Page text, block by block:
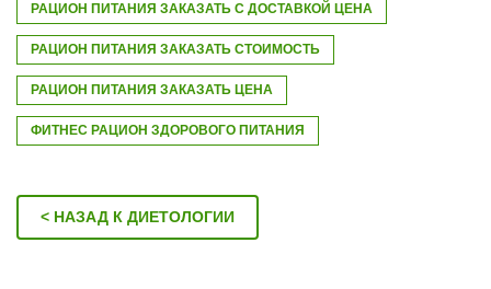
РАЦИОН ПИТАНИЯ ЗАКАЗАТЬ С ДОСТАВКОЙ ЦЕНА
РАЦИОН ПИТАНИЯ ЗАКАЗАТЬ СТОИМОСТЬ
РАЦИОН ПИТАНИЯ ЗАКАЗАТЬ ЦЕНА
ФИТНЕС РАЦИОН ЗДОРОВОГО ПИТАНИЯ
< НАЗАД К ДИЕТОЛОГИИ